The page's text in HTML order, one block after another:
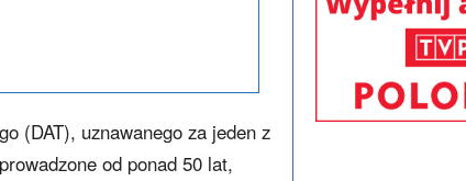
(DAT), uznawanego za jeden z
od ponad 50 lat,